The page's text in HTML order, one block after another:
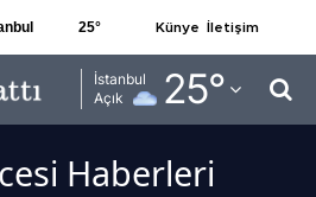
25° Künye İletişim
İstanbul
Açık
25°
Adana
Adıyaman
Afyonkarahisar
Haberleri